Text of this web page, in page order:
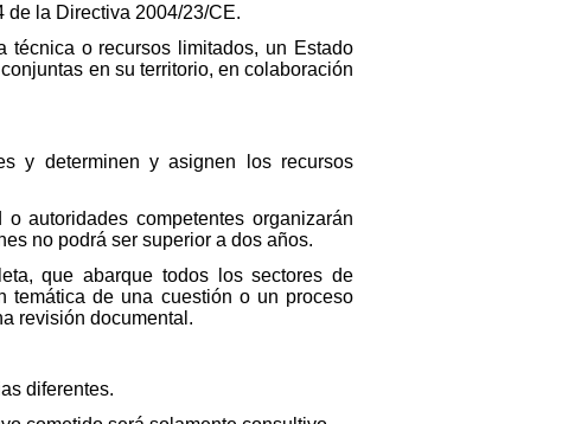
de la Directiva 2004/23/CE.
técnica o recursos limitados, un Estado
en su territorio, en colaboración
y determinen y asignen los recursos
autoridades competentes organizarán
no podrá ser superior a dos años.
que abarque todos los sectores de
temática de una cuestión o un proceso
revisión documental.
diferentes.